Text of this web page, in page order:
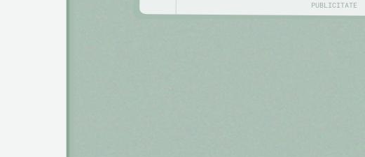
PUBLICITATE